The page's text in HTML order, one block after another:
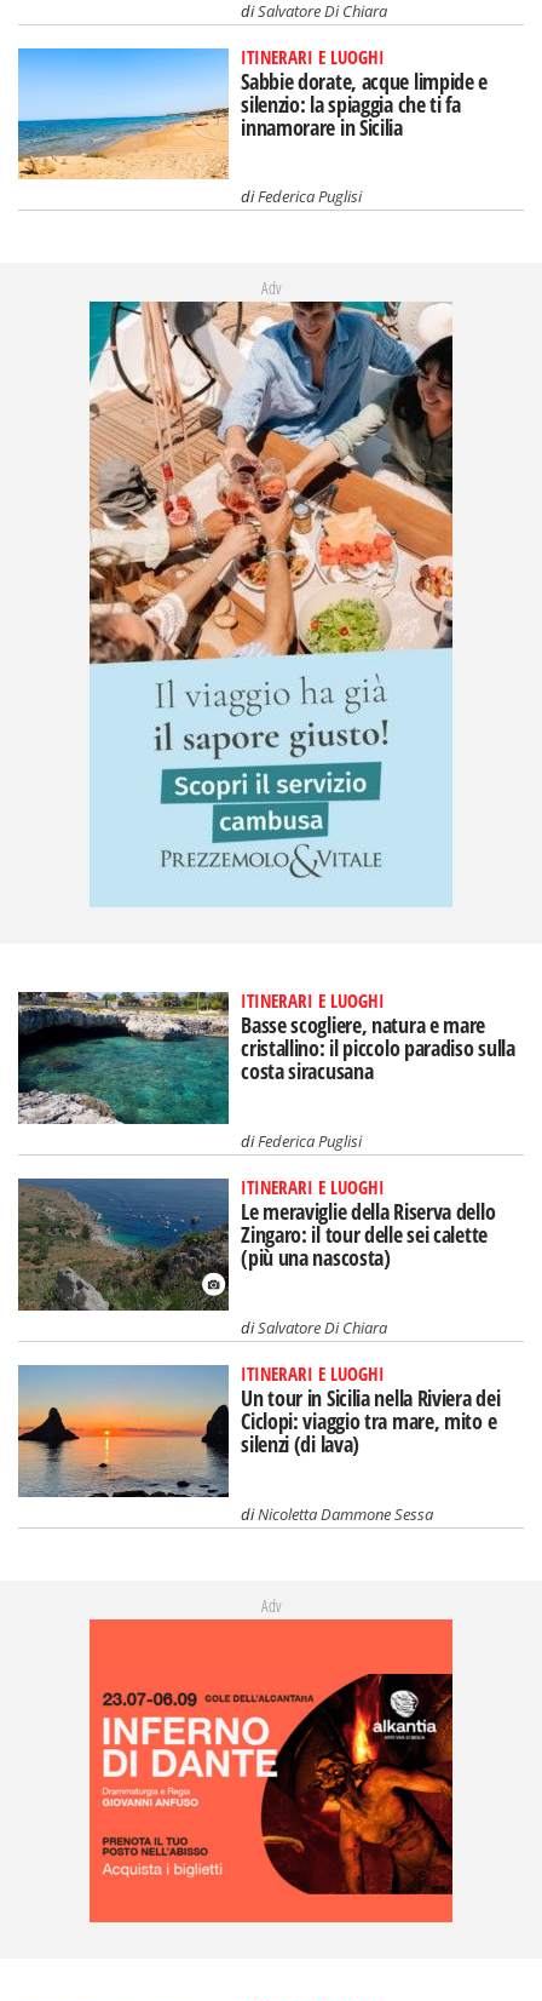
diSalvatore Di Chiara
ITINERARI E LUOGHI
Sabbie dorate, acque limpide e
silenzio: la spiaggia che ti fa
innamorare in Sicilia
diFederica Puglisi
Adv
ITINERARI E LUOGHI
Basse scogliere, natura e mare
cristallino: il piccolo paradiso sulla
costa siracusana
diFederica Puglisi
ITINERARI E LUOGHI
Le meraviglie della Riserva dello
Zingaro: il tour delle sei calette
(più una nascosta)
diSalvatore Di Chiara
ITINERARI E LUOGHI
Un tour in Sicilia nella Riviera dei
Ciclopi: viaggio tra mare, mito e
silenzi (di lava)
diNicoletta Dammone Sessa
Adv